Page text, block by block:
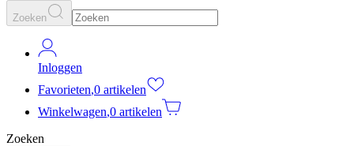
Zoeken
Inloggen
Favorieten,0 artikelen
Winkelwagen,0 artikelen
Zoeken